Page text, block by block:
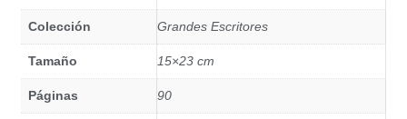
Colección Grandes Escritores
Tamaño 15×23 cm
Páginas 90